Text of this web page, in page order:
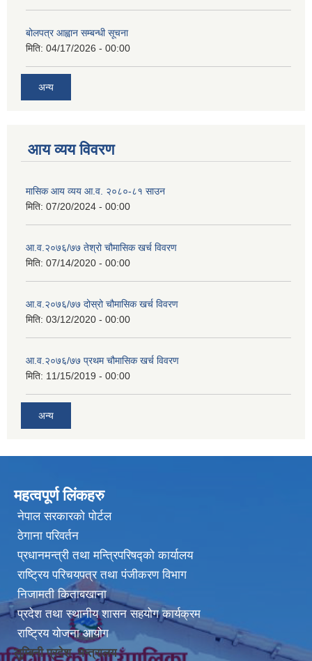
बोलपत्र आह्वान सम्बन्धी सूचना
मिति: 04/17/2026 - 00:00
अन्य
आय व्यय विवरण
मासिक आय व्यय आ.व. २०८०-८१ साउन
मिति: 07/20/2024 - 00:00
आ.व.२०७६/७७ तेश्रो चौमासिक खर्च विवरण
मिति: 07/14/2020 - 00:00
आ.व.२०७६/७७ दोस्रो चौमासिक खर्च विवरण
मिति: 03/12/2020 - 00:00
आ.व.२०७६/७७ प्रथम चौमासिक खर्च विवरण
मिति: 11/15/2019 - 00:00
अन्य
महत्वपूर्ण लिंकहरु
नेपाल सरकारको पोर्टल
ठेगाना परिवर्तन
प्रधानमन्त्री तथा मन्त्रिपरिषद्को कार्यालय
राष्ट्रिय परिचयपत्र तथा पंजीकरण विभाग
निजामती किताबखाना
प्रदेश तथा स्थानीय शासन सहयोग कार्यक्रम
राष्ट्रिय योजना आयोग
लुम्बिनी प्रदेश मन्त्रालय